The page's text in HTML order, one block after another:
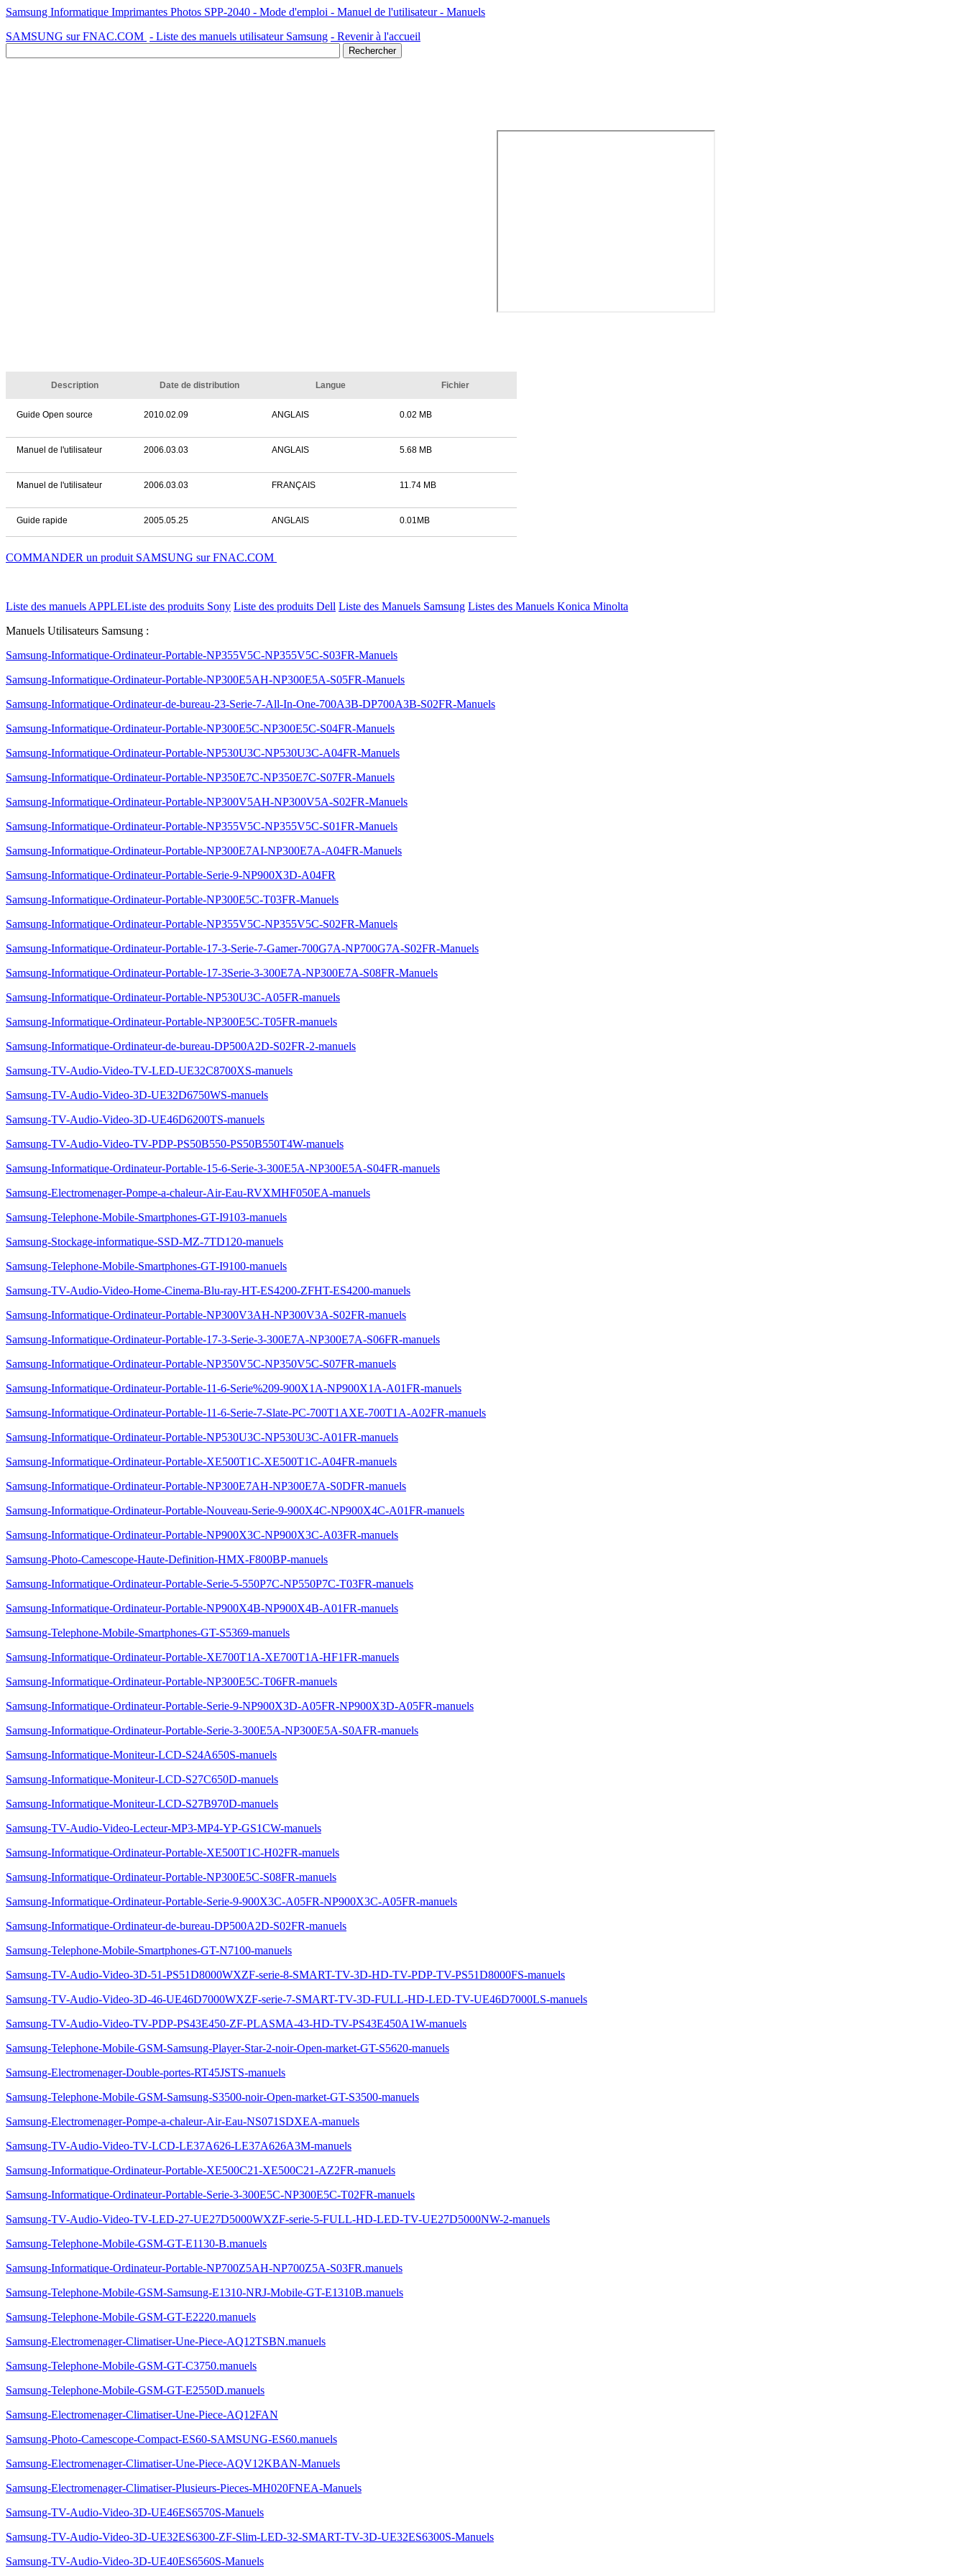
Samsung Informatique Imprimantes Photos SPP-2040 - Mode d'emploi - Manuel de l'utilisateur - Manuels
SAMSUNG sur FNAC.COM - Liste des manuels utilisateur Samsung - Revenir à l'accueil
Description Date de distribution Langue Fichier
Guide Open source 2010.02.09 ANGLAIS 0.02 MB
Manuel de l'utilisateur 2006.03.03 ANGLAIS 5.68 MB
Manuel de l'utilisateur 2006.03.03 FRANÇAIS 11.74 MB
Guide rapide 2005.05.25 ANGLAIS 0.01MB
COMMANDER un produit SAMSUNG sur FNAC.COM
Liste des manuels APPLEListe des produits Sony Liste des produits Dell Liste des Manuels Samsung Listes des Manuels Konica Minolta
Manuels Utilisateurs Samsung :
Samsung-Informatique-Ordinateur-Portable-NP355V5C-NP355V5C-S03FR-Manuels
Samsung-Informatique-Ordinateur-Portable-NP300E5AH-NP300E5A-S05FR-Manuels
Samsung-Informatique-Ordinateur-de-bureau-23-Serie-7-All-In-One-700A3B-DP700A3B-S02FR-Manuels
Samsung-Informatique-Ordinateur-Portable-NP300E5C-NP300E5C-S04FR-Manuels
Samsung-Informatique-Ordinateur-Portable-NP530U3C-NP530U3C-A04FR-Manuels
Samsung-Informatique-Ordinateur-Portable-NP350E7C-NP350E7C-S07FR-Manuels
Samsung-Informatique-Ordinateur-Portable-NP300V5AH-NP300V5A-S02FR-Manuels
Samsung-Informatique-Ordinateur-Portable-NP355V5C-NP355V5C-S01FR-Manuels
Samsung-Informatique-Ordinateur-Portable-NP300E7AI-NP300E7A-A04FR-Manuels
Samsung-Informatique-Ordinateur-Portable-Serie-9-NP900X3D-A04FR
Samsung-Informatique-Ordinateur-Portable-NP300E5C-T03FR-Manuels
Samsung-Informatique-Ordinateur-Portable-NP355V5C-NP355V5C-S02FR-Manuels
Samsung-Informatique-Ordinateur-Portable-17-3-Serie-7-Gamer-700G7A-NP700G7A-S02FR-Manuels
Samsung-Informatique-Ordinateur-Portable-17-3Serie-3-300E7A-NP300E7A-S08FR-Manuels
Samsung-Informatique-Ordinateur-Portable-NP530U3C-A05FR-manuels
Samsung-Informatique-Ordinateur-Portable-NP300E5C-T05FR-manuels
Samsung-Informatique-Ordinateur-de-bureau-DP500A2D-S02FR-2-manuels
Samsung-TV-Audio-Video-TV-LED-UE32C8700XS-manuels
Samsung-TV-Audio-Video-3D-UE32D6750WS-manuels
Samsung-TV-Audio-Video-3D-UE46D6200TS-manuels
Samsung-TV-Audio-Video-TV-PDP-PS50B550-PS50B550T4W-manuels
Samsung-Informatique-Ordinateur-Portable-15-6-Serie-3-300E5A-NP300E5A-S04FR-manuels
Samsung-Electromenager-Pompe-a-chaleur-Air-Eau-RVXMHF050EA-manuels
Samsung-Telephone-Mobile-Smartphones-GT-I9103-manuels
Samsung-Stockage-informatique-SSD-MZ-7TD120-manuels
Samsung-Telephone-Mobile-Smartphones-GT-I9100-manuels
Samsung-TV-Audio-Video-Home-Cinema-Blu-ray-HT-ES4200-ZFHT-ES4200-manuels
Samsung-Informatique-Ordinateur-Portable-NP300V3AH-NP300V3A-S02FR-manuels
Samsung-Informatique-Ordinateur-Portable-17-3-Serie-3-300E7A-NP300E7A-S06FR-manuels
Samsung-Informatique-Ordinateur-Portable-NP350V5C-NP350V5C-S07FR-manuels
Samsung-Informatique-Ordinateur-Portable-11-6-Serie%209-900X1A-NP900X1A-A01FR-manuels
Samsung-Informatique-Ordinateur-Portable-11-6-Serie-7-Slate-PC-700T1AXE-700T1A-A02FR-manuels
Samsung-Informatique-Ordinateur-Portable-NP530U3C-NP530U3C-A01FR-manuels
Samsung-Informatique-Ordinateur-Portable-XE500T1C-XE500T1C-A04FR-manuels
Samsung-Informatique-Ordinateur-Portable-NP300E7AH-NP300E7A-S0DFR-manuels
Samsung-Informatique-Ordinateur-Portable-Nouveau-Serie-9-900X4C-NP900X4C-A01FR-manuels
Samsung-Informatique-Ordinateur-Portable-NP900X3C-NP900X3C-A03FR-manuels
Samsung-Photo-Camescope-Haute-Definition-HMX-F800BP-manuels
Samsung-Informatique-Ordinateur-Portable-Serie-5-550P7C-NP550P7C-T03FR-manuels
Samsung-Informatique-Ordinateur-Portable-NP900X4B-NP900X4B-A01FR-manuels
Samsung-Telephone-Mobile-Smartphones-GT-S5369-manuels
Samsung-Informatique-Ordinateur-Portable-XE700T1A-XE700T1A-HF1FR-manuels
Samsung-Informatique-Ordinateur-Portable-NP300E5C-T06FR-manuels
Samsung-Informatique-Ordinateur-Portable-Serie-9-NP900X3D-A05FR-NP900X3D-A05FR-manuels
Samsung-Informatique-Ordinateur-Portable-Serie-3-300E5A-NP300E5A-S0AFR-manuels
Samsung-Informatique-Moniteur-LCD-S24A650S-manuels
Samsung-Informatique-Moniteur-LCD-S27C650D-manuels
Samsung-Informatique-Moniteur-LCD-S27B970D-manuels
Samsung-TV-Audio-Video-Lecteur-MP3-MP4-YP-GS1CW-manuels
Samsung-Informatique-Ordinateur-Portable-XE500T1C-H02FR-manuels
Samsung-Informatique-Ordinateur-Portable-NP300E5C-S08FR-manuels
Samsung-Informatique-Ordinateur-Portable-Serie-9-900X3C-A05FR-NP900X3C-A05FR-manuels
Samsung-Informatique-Ordinateur-de-bureau-DP500A2D-S02FR-manuels
Samsung-Telephone-Mobile-Smartphones-GT-N7100-manuels
Samsung-TV-Audio-Video-3D-51-PS51D8000WXZF-serie-8-SMART-TV-3D-HD-TV-PDP-TV-PS51D8000FS-manuels
Samsung-TV-Audio-Video-3D-46-UE46D7000WXZF-serie-7-SMART-TV-3D-FULL-HD-LED-TV-UE46D7000LS-manuels
Samsung-TV-Audio-Video-TV-PDP-PS43E450-ZF-PLASMA-43-HD-TV-PS43E450A1W-manuels
Samsung-Telephone-Mobile-GSM-Samsung-Player-Star-2-noir-Open-market-GT-S5620-manuels
Samsung-Electromenager-Double-portes-RT45JSTS-manuels
Samsung-Telephone-Mobile-GSM-Samsung-S3500-noir-Open-market-GT-S3500-manuels
Samsung-Electromenager-Pompe-a-chaleur-Air-Eau-NS071SDXEA-manuels
Samsung-TV-Audio-Video-TV-LCD-LE37A626-LE37A626A3M-manuels
Samsung-Informatique-Ordinateur-Portable-XE500C21-XE500C21-AZ2FR-manuels
Samsung-Informatique-Ordinateur-Portable-Serie-3-300E5C-NP300E5C-T02FR-manuels
Samsung-TV-Audio-Video-TV-LED-27-UE27D5000WXZF-serie-5-FULL-HD-LED-TV-UE27D5000NW-2-manuels
Samsung-Telephone-Mobile-GSM-GT-E1130-B.manuels
Samsung-Informatique-Ordinateur-Portable-NP700Z5AH-NP700Z5A-S03FR.manuels
Samsung-Telephone-Mobile-GSM-Samsung-E1310-NRJ-Mobile-GT-E1310B.manuels
Samsung-Telephone-Mobile-GSM-GT-E2220.manuels
Samsung-Electromenager-Climatiser-Une-Piece-AQ12TSBN.manuels
Samsung-Telephone-Mobile-GSM-GT-C3750.manuels
Samsung-Telephone-Mobile-GSM-GT-E2550D.manuels
Samsung-Electromenager-Climatiser-Une-Piece-AQ12FAN
Samsung-Photo-Camescope-Compact-ES60-SAMSUNG-ES60.manuels
Samsung-Electromenager-Climatiser-Une-Piece-AQV12KBAN-Manuels
Samsung-Electromenager-Climatiser-Plusieurs-Pieces-MH020FNEA-Manuels
Samsung-TV-Audio-Video-3D-UE46ES6570S-Manuels
Samsung-TV-Audio-Video-3D-UE32ES6300-ZF-Slim-LED-32-SMART-TV-3D-UE32ES6300S-Manuels
Samsung-TV-Audio-Video-3D-UE40ES6560S-Manuels